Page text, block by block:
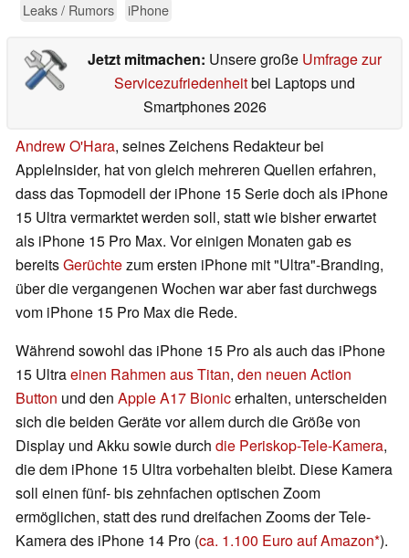
Leaks / Rumors
iPhone
Jetzt mitmachen: Unsere große Umfrage zur
Servicezufriedenheitbei Laptops und
Smartphones 2026
Andrew O'Hara, seines Zeichens Redakteur bei
AppleInsider, hat von gleich mehreren Quellen erfahren,
dass das Topmodell der iPhone 15 Serie doch als iPhone
15 Ultra vermarktet werden soll, statt wie bisher erwartet
als iPhone 15 Pro Max. Vor einigen Monaten gab es
bereitsGerüchtezum ersten iPhone mit "Ultra"-Branding,
über die vergangenen Wochen war aber fast durchwegs
vom iPhone 15 Pro Max die Rede.
Während sowohl das iPhone 15 Pro als auch das iPhone
15 Ultraeinen Rahmen aus Titan, den neuen Action
Button und den Apple A17 Bionicerhalten, unterscheiden
sich die beiden Geräte vor allem durch die Größe von
Display und Akku sowie durch die Periskop-Tele-Kamera,
die dem iPhone 15 Ultra vorbehalten bleibt. Diese Kamera
soll einen fünf- bis zehnfachen optischen Zoom
ermöglichen, statt des rund dreifachen Zooms der Tele-
Kamera des iPhone 14 Pro (ca. 1.100 Euro auf Amazon ).